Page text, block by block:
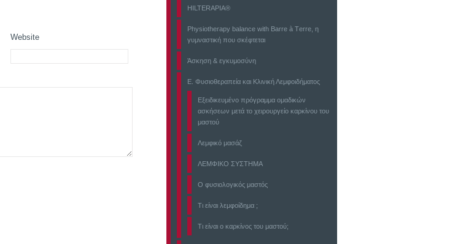
Website
HILTERAPIA®
Physiotherapy balance with Barre à Τerre, η
γυμναστική που σκέφτεται
Άσκηση & εγκυμοσύνη
Ε. Φυσιοθεραπεία και Κλινική Λεμφοιδήματος
Εξειδικευμένο πρόγραμμα ομαδικών
ασκήσεων μετά το χειρουργείο καρκίνου του
μαστού
Λεμφικό μασάζ
ΛΕΜΦΙΚΟ ΣΥΣΤΗΜΑ
Ο φυσιολογικός μαστός
Τι είναι λεμφοίδημα ;
Τι είναι ο καρκίνος του μαστού;